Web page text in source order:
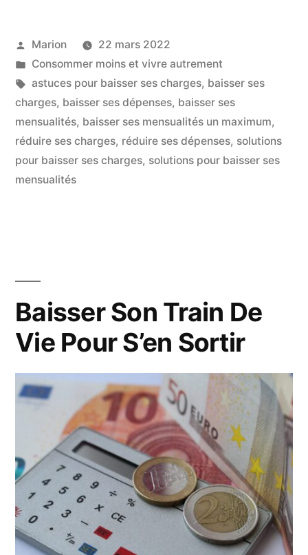
Ses
Charges
Un
Maximum »
Publié
par
Marion
22 mars 2022
Publié
dans
Consommer moins et vivre autrement
Étiquettes :
astuces pour baisser ses charges, baisser ses
charges, baisser ses dépenses, baisser ses
mensualités, baisser ses mensualités un maximum,
réduire ses charges, réduire ses dépenses, solutions
pour baisser ses charges, solutions pour baisser ses
mensualités
Baisser Son Train De
Vie Pour S’en Sortir